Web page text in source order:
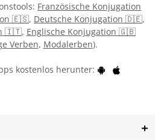
Französische Konjugation
🇪🇸, Deutsche Konjugation 🇩🇪,
🇮🇹, Englische Konjugation 🇬🇧
Verben, Modalerben).
kostenlos herunter: